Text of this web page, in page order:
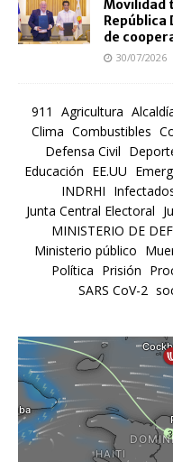
Movilidad
República
de
30/07/2026
911 Agricultura
Clima Combustibles
Defensa Civil
Educación EE.UU
INDRHI
Junta Central Electoral
MINISTERIO DE
Ministerio público
Política Prisión
SARS CoV-2